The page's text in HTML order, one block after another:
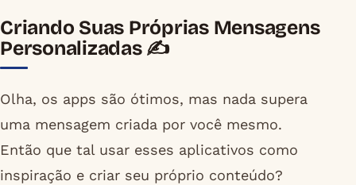
Criando Suas Próprias Mensagens
Personalizadas ✍️
Olha, os apps são ótimos, mas nada supera
uma mensagem criada por você mesmo.
Então que tal usar esses aplicativos como
inspiração e criar seu próprio conteúdo?